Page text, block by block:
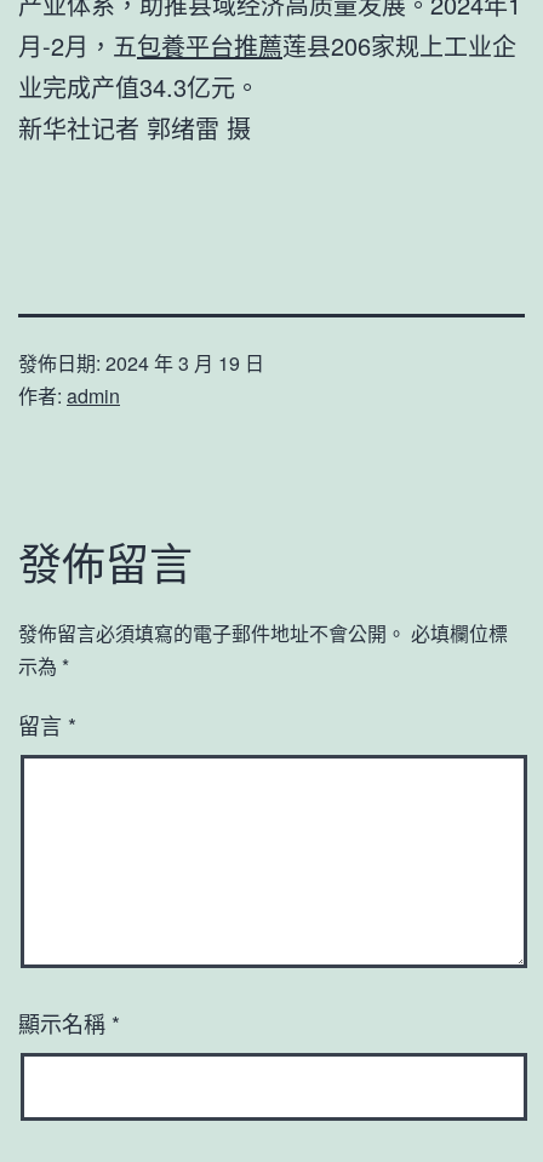
月-2月，五包養平台推薦莲县206家规上工业企
业完成产值34.3亿元。
新华社记者 郭绪雷 摄
發佈日期: 2024 年 3 月 19 日
作者: admin
發佈留言
發佈留言必須填寫的電子郵件地址不會公開。 必填欄位標
示為 *
留言 *
顯示名稱 *